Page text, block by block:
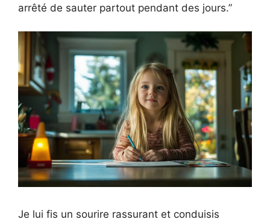
arrêté de sauter partout pendant des jours.”
Je lui fis un sourire rassurant et conduisis